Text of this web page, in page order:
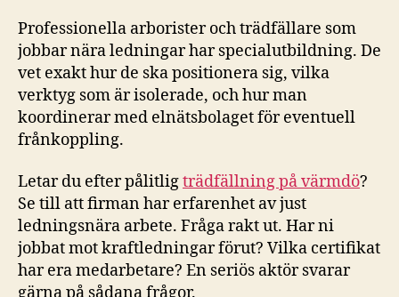
Professionella arborister och trädfällare som
jobbar nära ledningar har specialutbildning. De
vet exakt hur de ska positionera sig, vilka
verktyg som är isolerade, och hur man
koordinerar med elnätsbolaget för eventuell
frånkoppling.
Letar du efter pålitligträdfällning på värmdö?
Se till att firman har erfarenhet av just
ledningsnära arbete. Fråga rakt ut. Har ni
jobbat mot kraftledningar förut? Vilka certifikat
har era medarbetare? En seriös aktör svarar